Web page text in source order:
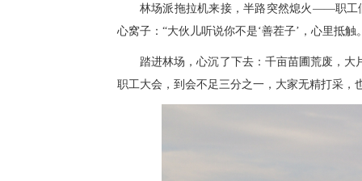
林场派拖拉机来接，半路突然熄火——职工
心窝子：“大伙儿听说你不是‘善茬子’，心里抵触
踏进林场，心沉了下去：千亩苗圃荒废，
职工大会，到会不足三分之一，大家无精打采，